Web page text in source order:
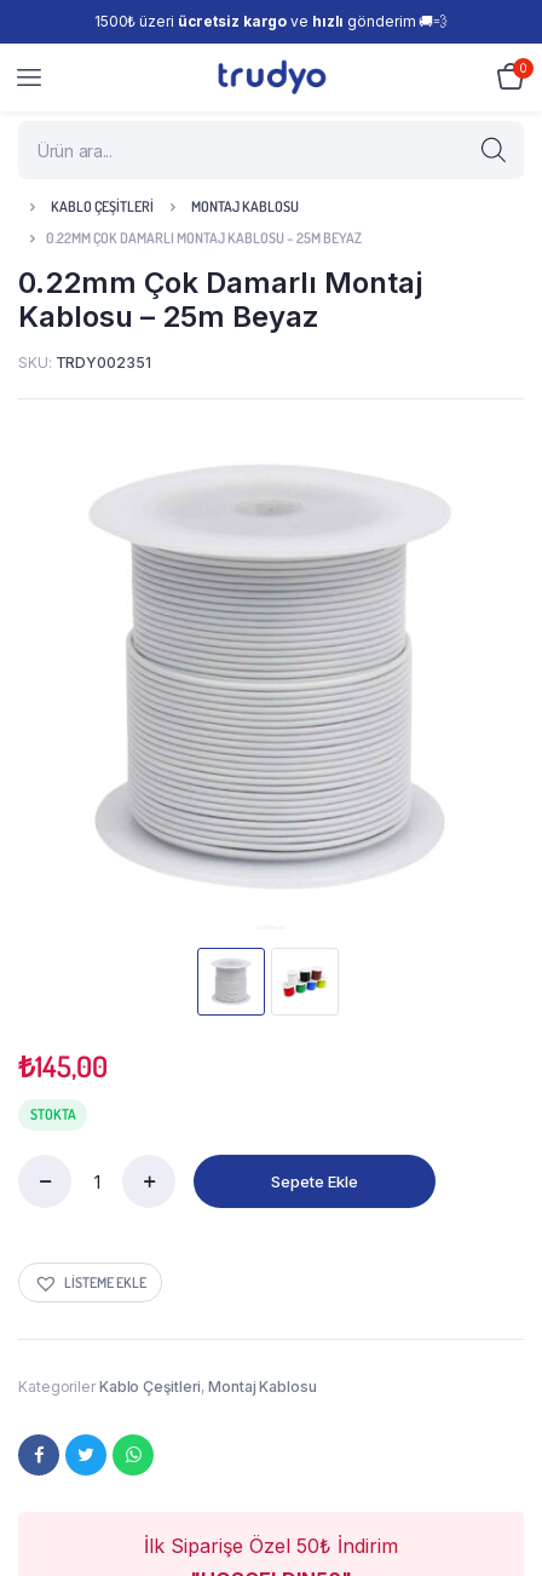
1500₺ üzeri ücretsiz kargo ve hızlı gönderim 🚚💨
0
KABLO ÇEŞITLERI
MONTAJ KABLOSU
0.22MM ÇOK DAMARLI MONTAJ KABLOSU – 25M BEYAZ
0.22mm Çok Damarlı Montaj
Kablosu – 25m Beyaz
SKU: TRDY002351
₺145,00
STOKTA
Sepete Ekle
LISTEME EKLE
Kategoriler Kablo Çeşitleri,Montaj Kablosu
İlk Siparişe Özel 50₺ İndirim